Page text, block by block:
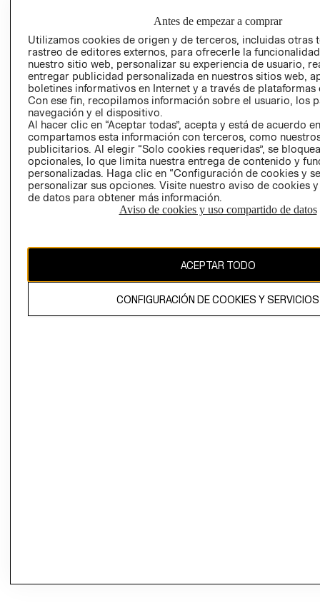
TRANSPARENCIA
Y ÉTICA (INGLÉS)
COMERCIO - SIC
PETICIONES
QUEJAS Y
RECLAMOS
Colombia ($)
CAMBIAR REGIÓN
propiedad de H&M Hennes & Mauritz AB.
Antes de empezar a comprar
Utilizamos cookies de origen y de terceros, incluidas otras
rastreo de editores externos, para ofrecerle la
nuestro sitio web, personalizar su experiencia de usuario,
entregar publicidad personalizada en nuestros sitios web,
boletines informativos en Internet y a través de plataformas
Con ese fin, recopilamos información sobre el usuario, los
navegación y el dispositivo.
Al hacer clic en “Aceptar todas”, acepta y está de acuerdo
compartamos esta información con terceros, como
publicitarios. Al elegir “Solo cookies requeridas”, se
opcionales, lo que limita nuestra entrega de contenido y
personalizadas. Haga clic en “Configuración de cookies y
personalizar sus opciones. Visite nuestro aviso de cookies
de datos para obtener más información.
Aviso de cookies y uso compartido de datos
ACEPTAR TODO
CONFIGURACIÓN DE COOKIES Y SERVICIOS